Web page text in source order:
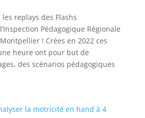
replays des Flashs
Pédagogique Régionale
! Crées en 2022 ces
heure ont pour but de
des scénarios pédagogiques